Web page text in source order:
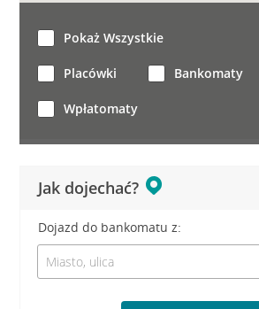
Jak dojechać?
Dojazd do bankomatu z:
Pokaż Wszystkie
Placówki Bankomaty
Wpłatomaty